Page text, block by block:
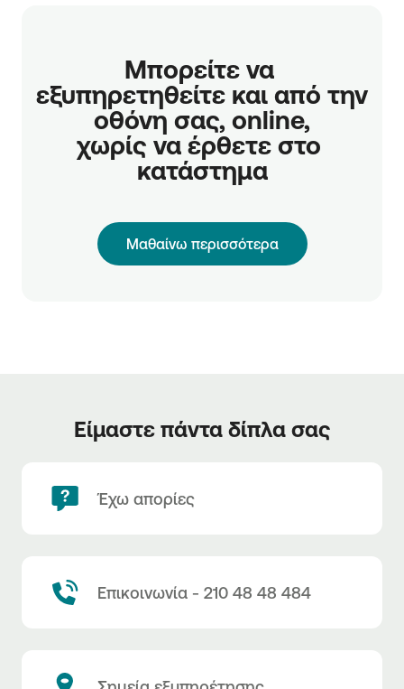
Μπορείτε να
εξυπηρετηθείτε και από την
οθόνη σας, online,
χωρίς να έρθετε στο
κατάστημα
Μαθαίνω περισσότερα
Είμαστε πάντα δίπλα σας
Έχω απορίες
Επικοινωνία - 210 48 48 484